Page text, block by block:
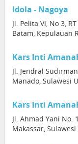
Idola - Nagoya
Jl. Pelita VI, No 3,
Batam, Kepulauan
Kars Inti
Jl. Jendral
Manado, Sulawesi
Kars Inti
Jl. Ahmad Yani No.
Makassar,